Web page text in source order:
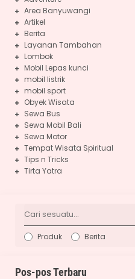
Area Banyuwangi
Artikel
Berita
Layanan Tambahan
Lombok
Mobil Lepas kunci
mobil listrik
mobil sport
Obyek Wisata
Sewa Bus
Sewa Mobil Bali
Sewa Motor
Tempat Wisata Spiritual
Tips n Tricks
Tirta Yatra
Produk Berita
Pos-pos Terbaru